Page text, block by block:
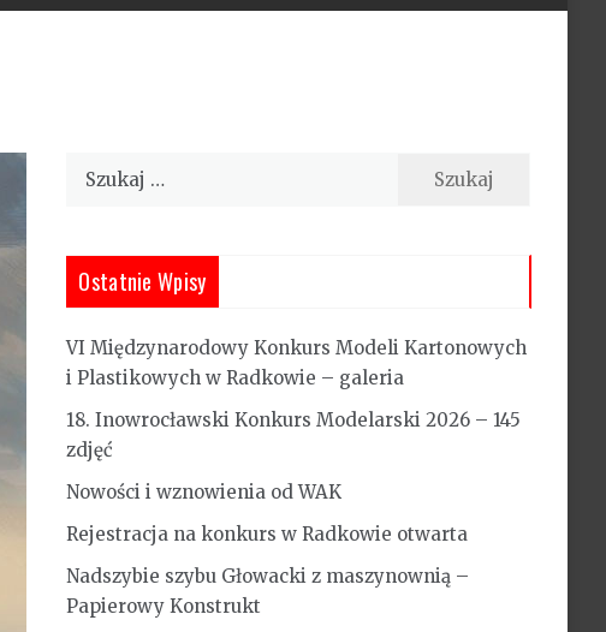
Szukaj:
Ostatnie Wpisy
VI Międzynarodowy Konkurs Modeli Kartonowych
i Plastikowych w Radkowie – galeria
18. Inowrocławski Konkurs Modelarski 2026 – 145
zdjęć
Nowości i wznowienia od WAK
Rejestracja na konkurs w Radkowie otwarta
Nadszybie szybu Głowacki z maszynownią –
Papierowy Konstrukt